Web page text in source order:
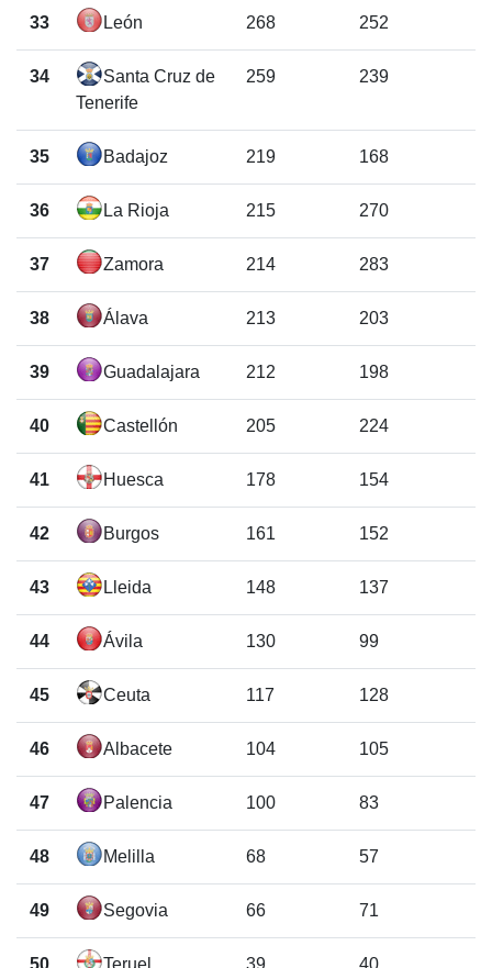
33 León 268 252
34
Santa Cruz de
Tenerife
259 239
35 Badajoz 219 168
36 La Rioja 215 270
37 Zamora 214 283
38 Álava 213 203
39 Guadalajara 212 198
40 Castellón 205 224
41 Huesca 178 154
42 Burgos 161 152
43 Lleida 148 137
44 Ávila 130 99
45 Ceuta 117 128
46 Albacete 104 105
47 Palencia 100 83
48 Melilla 68 57
49 Segovia 66 71
50 Teruel 39 40